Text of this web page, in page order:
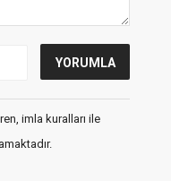
imla kuralları ile